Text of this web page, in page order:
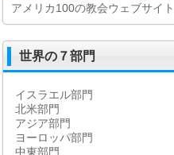
アメリカ100の教会ウェブサイト
世界の７部門
イスラエル部門
北米部門
アジア部門
ヨーロッパ部門
中東部門